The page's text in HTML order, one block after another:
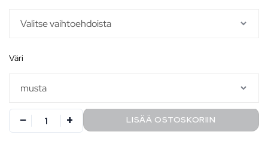
väri
LISÄÄ OSTOSKORIIN